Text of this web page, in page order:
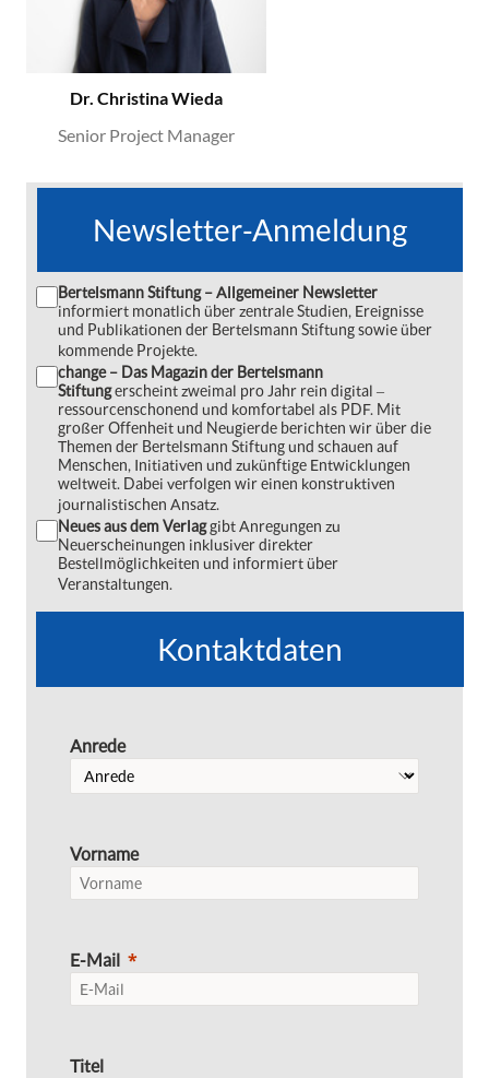
Dr. Christina Wieda
Senior Project Manager
Newsletter-Anmeldung
Bertelsmann Stiftung – Allgemeiner Newsletter
informiert monatlich über zentrale Studien, Ereignisse
und Publikationen der Bertelsmann Stiftung sowie über
kommende Projekte.
change – Das Magazin der Bertelsmann
Stiftungerscheint zweimal pro Jahr rein digital ‒
ressourcenschonend und komfortabel als PDF. Mit
großer Offenheit und Neugierde berichten wir über die
Themen der Bertelsmann Stiftung und schauen auf
Menschen, Initiativen und zukünftige Entwicklungen
weltweit. Dabei verfolgen wir einen konstruktiven
journalistischen Ansatz.
Neues aus dem Verlaggibt Anregungen zu
Neuerscheinungen inklusiver direkter
Bestellmöglichkeiten und informiert über
Veranstaltungen.
Kontaktdaten
Anrede
Vorname
E-Mail
Titel